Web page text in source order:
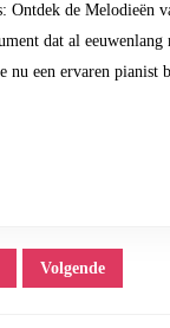
Ontdek de Melodieën
dat al eeuwenlang
nu een ervaren pianist
Volgende